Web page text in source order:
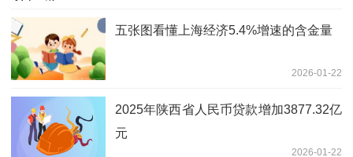
五张图看懂上海经济5.4%增速的含金量
2026-01-22
2025年陕西省人民币贷款增加3877.32亿
元
2026-01-22